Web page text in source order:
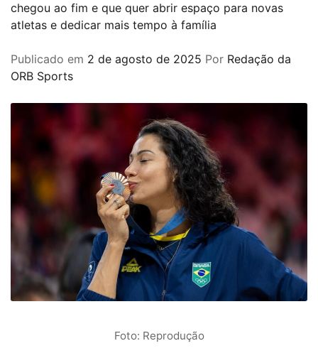
chegou ao fim e que quer abrir espaço para novas
atletas e dedicar mais tempo à família
Publicado em 2 de agosto de 2025 Por Redação da
ORB Sports
Foto: Reprodução